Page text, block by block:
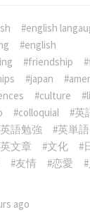
#english
#english
#friendship
#japan
#culture
#colloquial #英
語勉強 #英単語
文章 #文化 #
#友情 #恋愛
ago